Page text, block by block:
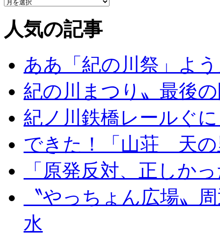
人気の記事
ああ「紀の川祭」よ
紀の川まつり〟最後
紀ノ川鉄橋レールぐ
できた！「山荘 天の
「原発反対、正しか
〝やっちょん広場〟
水